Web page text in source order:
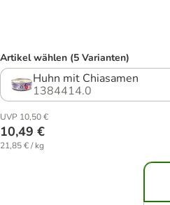
Artikel wählen (5 Varianten)
Huhn mit Chiasamen
1384414.0
UVP 10,50 €
10,49 €
21,85 € / kg